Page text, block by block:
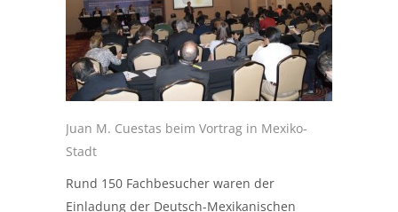
Juan M. Cuestas beim Vortrag in Mexiko-
Stadt
Rund 150 Fachbesucher waren der
Einladung der Deutsch-Mexikanischen